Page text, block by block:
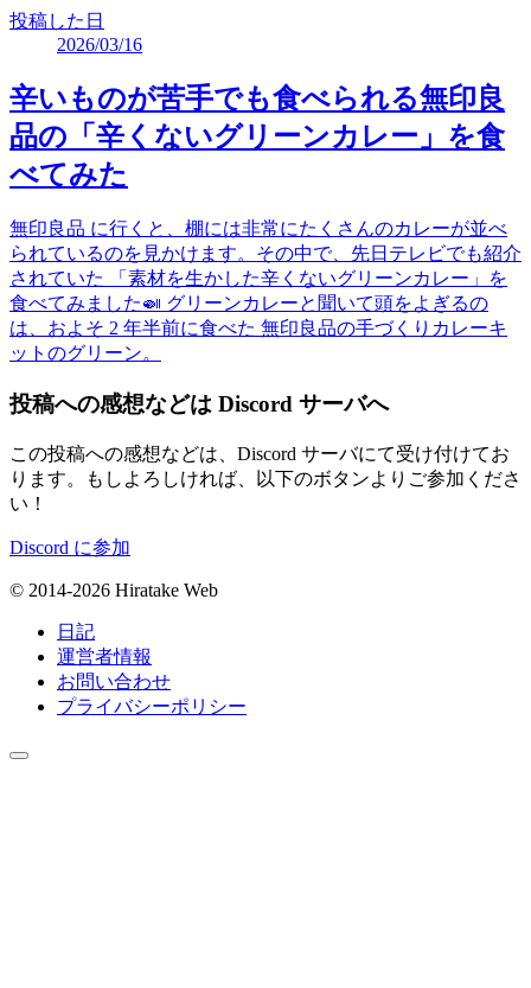
投稿した日
2026/03/16
辛いものが苦手でも食べられる無印良
品の「辛くないグリーンカレー」を食
べてみた
無印良品 に行くと、棚には非常にたくさんのカレーが並べ
られているのを見かけます。その中で、先日テレビでも紹介
されていた 「素材を生かした辛くないグリーンカレー」を
食べてみました🍛 グリーンカレーと聞いて頭をよぎるの
は、およそ 2 年半前に食べた 無印良品の手づくりカレーキ
ットのグリーン。
投稿への感想などは Discord サーバへ
この投稿への感想などは、Discord サーバにて受け付けてお
ります。もしよろしければ、以下のボタンよりご参加くださ
い！
Discord に参加
© 2014-2026 Hiratake Web
日記
運営者情報
お問い合わせ
プライバシーポリシー